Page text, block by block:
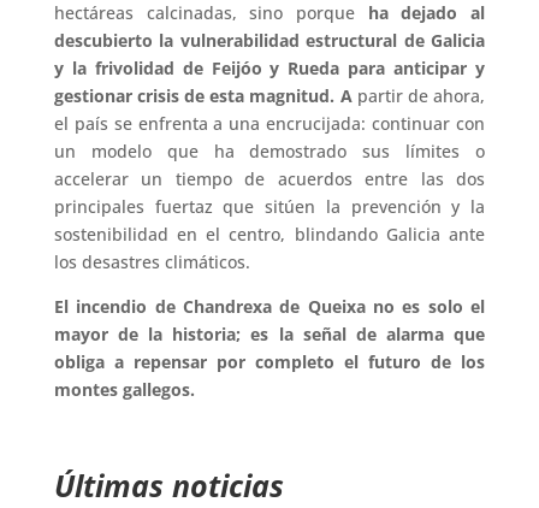
hectáreas calcinadas, sino porque ha dejado al
descubierto la vulnerabilidad estructural de Galicia
y la frivolidad de Feijóo y Rueda para anticipar y
gestionar crisis de esta magnitud. Apartir de ahora,
el país se enfrenta a una encrucijada: continuar con
un modelo que ha demostrado sus límites o
accelerar un tiempo de acuerdos entre las dos
principales fuertaz que sitúen la prevención y la
sostenibilidad en el centro, blindando Galicia ante
los desastres climáticos.
El incendio de Chandrexa de Queixa no es solo el
mayor de la historia; es la señal de alarma que
obliga a repensar por completo el futuro de los
montes gallegos.
Últimas noticias